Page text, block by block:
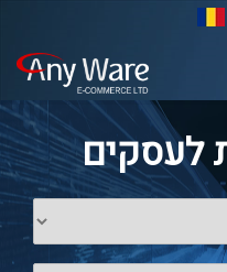
לעסקים